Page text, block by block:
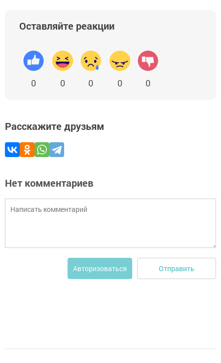
Оставляйте реакции
0 0 0 0 0
Расскажите друзьям
Нет комментариев
Авторизоваться Отправить